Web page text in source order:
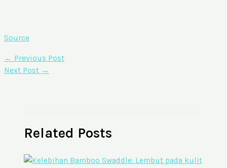
Source
← Previous Post
Next Post →
Related Posts